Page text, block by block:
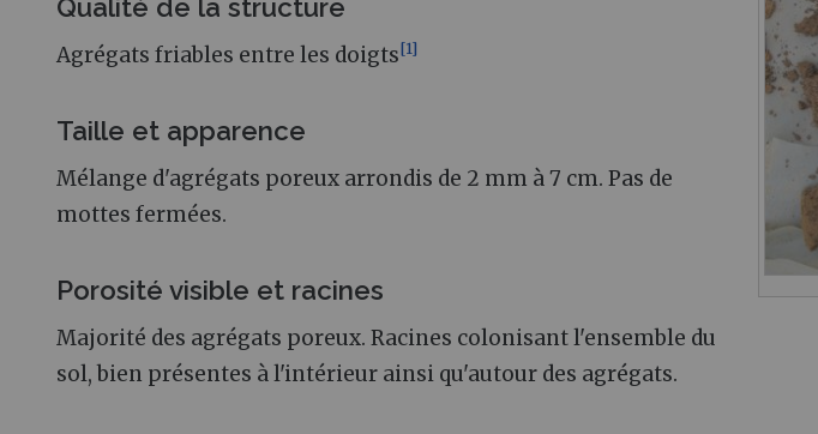
Qualité de la structure
Agrégats friables entre les doigts[1]
Taille et apparence
Mélange d'agrégats poreux arrondis de 2 mm à 7 cm. Pas de
mottes fermées.
Porosité visible et racines
Majorité des agrégats poreux. Racines colonisant l'ensemble du
sol, bien présentes à l'intérieur ainsi qu'autour des agrégats.